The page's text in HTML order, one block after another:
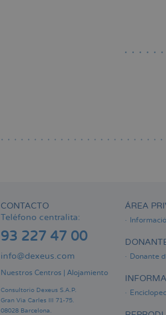
CONTACTO
Teléfono centralita:
93 227 47 00
info@dexeus.com
Nuestros Centros Alojamiento
Consultorio Dexeus S.A.P.
Gran Via Carles III 71-75.
08028 Barcelona.
ÁREA
Donante